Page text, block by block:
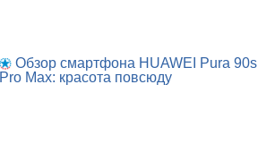
Обзор смартфона HUAWEI Pura 90s
Pro Max: красота повсюду